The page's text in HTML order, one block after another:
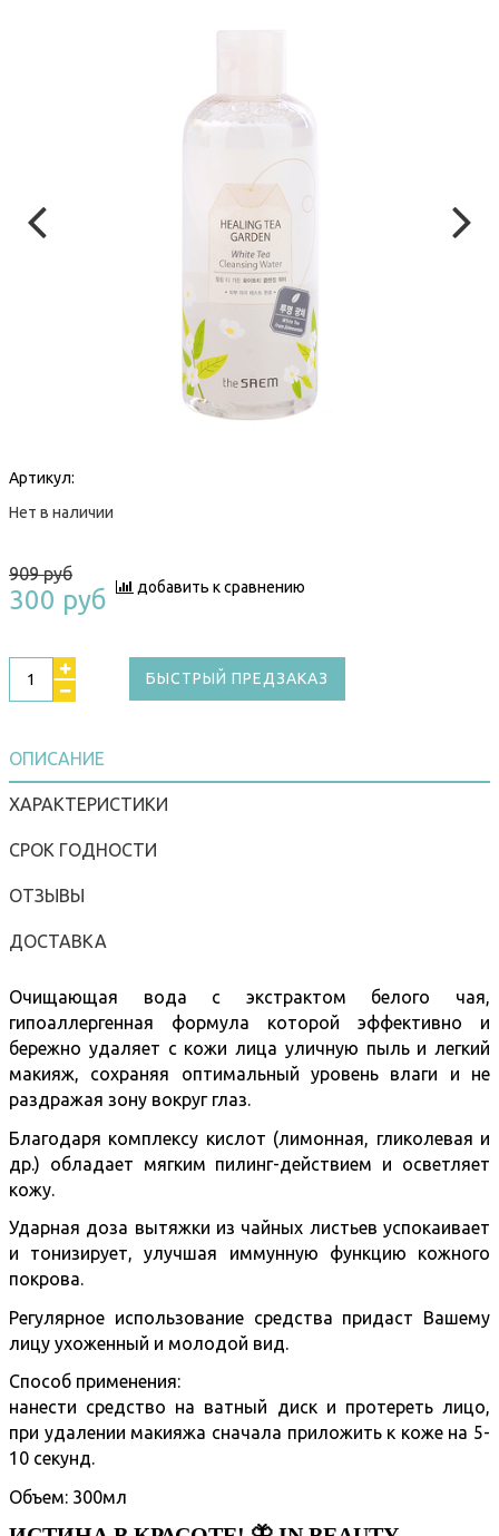
Артикул:
Нет в наличии
909 руб
300 руб добавить к сравнению
БЫСТРЫЙ ПРЕДЗАКАЗ
ОПИСАНИЕ
ХАРАКТЕРИСТИКИ
СРОК ГОДНОСТИ
ОТЗЫВЫ
ДОСТАВКА
Очищающая вода с экстрактом белого чая,
гипоаллергенная формула которой эффективно и
бережно удаляет с кожи лица уличную пыль и легкий
макияж, сохраняя оптимальный уровень влаги и не
раздражая зону вокруг глаз.
Благодаря комплексу кислот (лимонная, гликолевая и
др.) обладает мягким пилинг-действием и осветляет
кожу.
Ударная доза вытяжки из чайных листьев успокаивает
и тонизирует, улучшая иммунную функцию кожного
покрова.
Регулярное использование средства придаст Вашему
лицу ухоженный и молодой вид.
Способ применения:
нанести средство на ватный диск и протереть лицо,
при удалении макияжа сначала приложить к коже на 5-
10 секунд.
Объем: 300мл